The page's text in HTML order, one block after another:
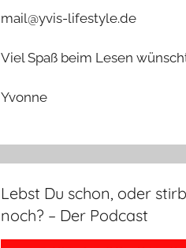
mail@yvis-lifestyle.de
Viel Spaß beim Lesen
Yvonne
Lebst Du schon, oder
noch? – Der Podcast